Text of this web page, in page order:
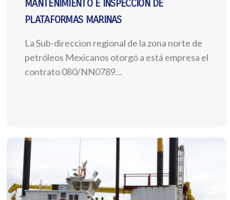
MANTENIMIENTO E INSPECCIÓN DE
PLATAFORMAS MARINAS
La Sub-direccion regional de la zona norte de
petróleos Mexicanos otorgó a está empresa el
contrato 080/NN0789…